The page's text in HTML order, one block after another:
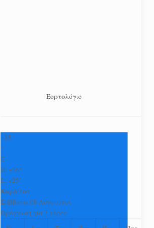
Εορτολόγιο
+35
°
C
H:+36°
L:+25°
Καρδίτσα
Σάββατο, 08 Αύγουστος
Πρόγνωση για 7 μέρες